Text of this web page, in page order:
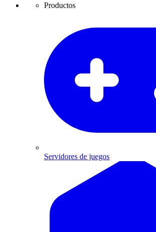
Productos
Servidores de juegos